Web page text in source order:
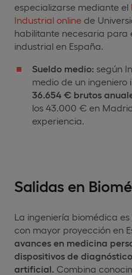
especializarse mediante el
Industrial online de
habilitante necesaria para
industrial en España.
Sueldo medio: según
medio de un ingeniero
36.654 € brutos
los 43.000 € en
experiencia.
Salidas en
La ingeniería biomédica
con mayor proyección en
avances en medicina
dispositivos de
artificial. Combina